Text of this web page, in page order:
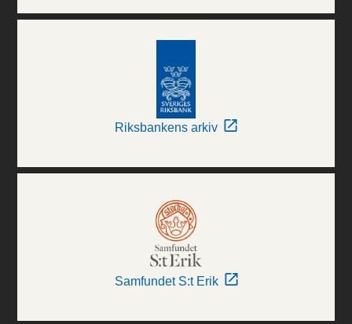
Riksbankens arkiv
Samfundet S:t Erik